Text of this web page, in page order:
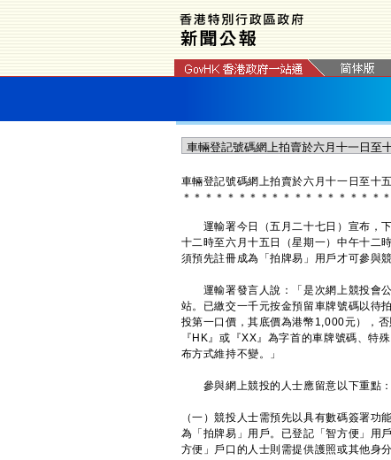
車輛登記號碼網上拍賣於六月十一日至十
＊ ＊ ＊ ＊ ＊ ＊ ＊ ＊ ＊ ＊ ＊ ＊ ＊ ＊ ＊ ＊ ＊ ＊ ＊
運輸署今日（五月二十七日）宣布，下
十二時至六月十五日（星期一）中午十二
須預先註冊成為「拍牌易」用戶才可參與競
運輸署發言人說：「是次網上競投會公
站。已繳交一千元按金預留車牌號碼以待
投第一口價，其底價為港幣1,000元），
『HK』或『XX』為字首的車牌號碼、特
布方式維持不變。」
參與網上競投的人士應留意以下重點：
（一）競投人士需預先以具有數碼簽署
為「拍牌易」用戶。已登記「智方便」用
方便」戶口的人士則需提供護照或其他身